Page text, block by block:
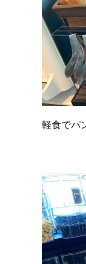
軽食でパ